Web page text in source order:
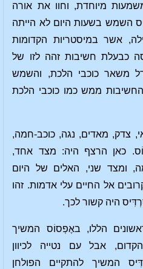
מיוחדת, וחוו את אורה
השמש בשעות היום לא הייתה
אשר במיסטריות הקדומות
כבעלת חשיבות זהה לזו של
משאר כוכבי הלכת, והשמש
ממש כמו כוכבי הלכת
צדק, מאדים, נגה, כוכב-חמה,
כאן הרצף היה: מצד אחד,
ומצד שני, האלים של היום
אל החיים עלי אדמות. זהו
היה קשור לכך.
הללו, באֶפְסוֹס המשיך
אבל עם נטייה לכיוון
המשיך להתקיים הפולחן